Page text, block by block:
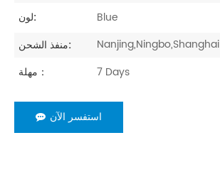
لون:
Blue
منفذ الشحن:
Nanjing,Ningbo,Shanghai
مهلة：
7 Days
استفسر الآن